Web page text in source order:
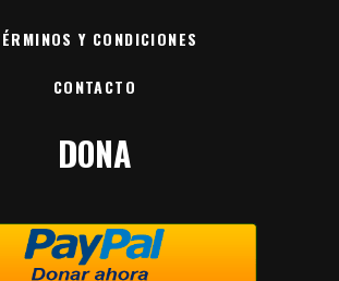
Y CONDICIONES
CONTACTO
DONA